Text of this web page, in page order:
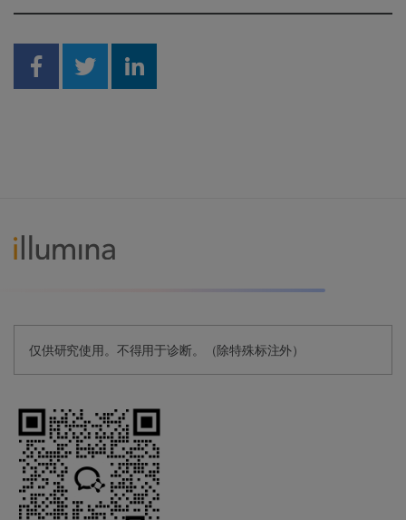
Share on Facebook
Share on Twitter
Share on Linkedin
仅供研究使用。不得用于诊断。（除特殊标注外）